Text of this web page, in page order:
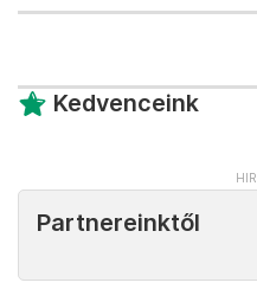
Kedvenceink
Partnereinktől